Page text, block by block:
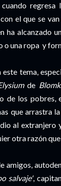
el que se
alcanzado
o una ropa y
tema,
de
de los
que arrastra
al extranjero
otra razón
amigos,
salvaje',